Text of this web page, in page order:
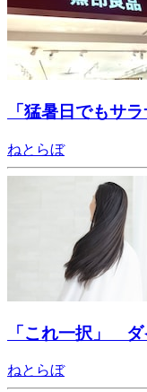
「猛暑日でもサ
ねとらぼ
「これ一択」
ねとらぼ